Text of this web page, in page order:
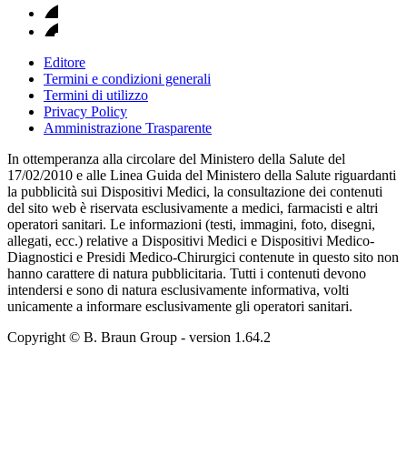
Editore
Termini e condizioni generali
Termini di utilizzo
Privacy Policy
Amministrazione Trasparente
In ottemperanza alla circolare del Ministero della Salute del
17/02/2010 e alle Linea Guida del Ministero della Salute riguardanti
la pubblicità sui Dispositivi Medici, la consultazione dei contenuti
del sito web è riservata esclusivamente a medici, farmacisti e altri
operatori sanitari. Le informazioni (testi, immagini, foto, disegni,
allegati, ecc.) relative a Dispositivi Medici e Dispositivi Medico-
Diagnostici e Presidi Medico-Chirurgici contenute in questo sito non
hanno carattere di natura pubblicitaria. Tutti i contenuti devono
intendersi e sono di natura esclusivamente informativa, volti
unicamente a informare esclusivamente gli operatori sanitari.
Copyright © B. Braun Group - version 1.64.2